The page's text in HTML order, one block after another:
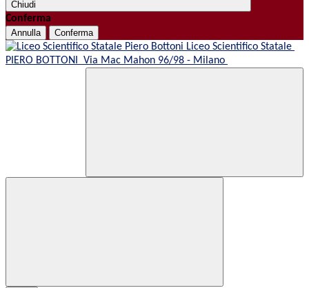
Chiudi
Conferma
Annulla Conferma
Liceo Scientifico Statale
PIERO BOTTONI Via Mac Mahon 96/98 - Milano